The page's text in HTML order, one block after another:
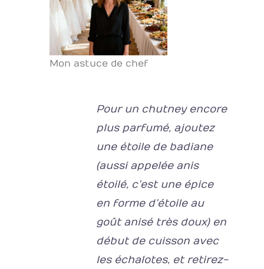
Mon astuce de chef
Pour un chutney encore
plus parfumé, ajoutez
une étoile de badiane
(aussi appelée anis
étoilé, c’est une épice
en forme d’étoile au
goût anisé très doux)en
début de cuisson avec
les échalotes, et retirez-